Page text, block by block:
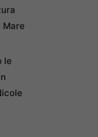
Mare
le